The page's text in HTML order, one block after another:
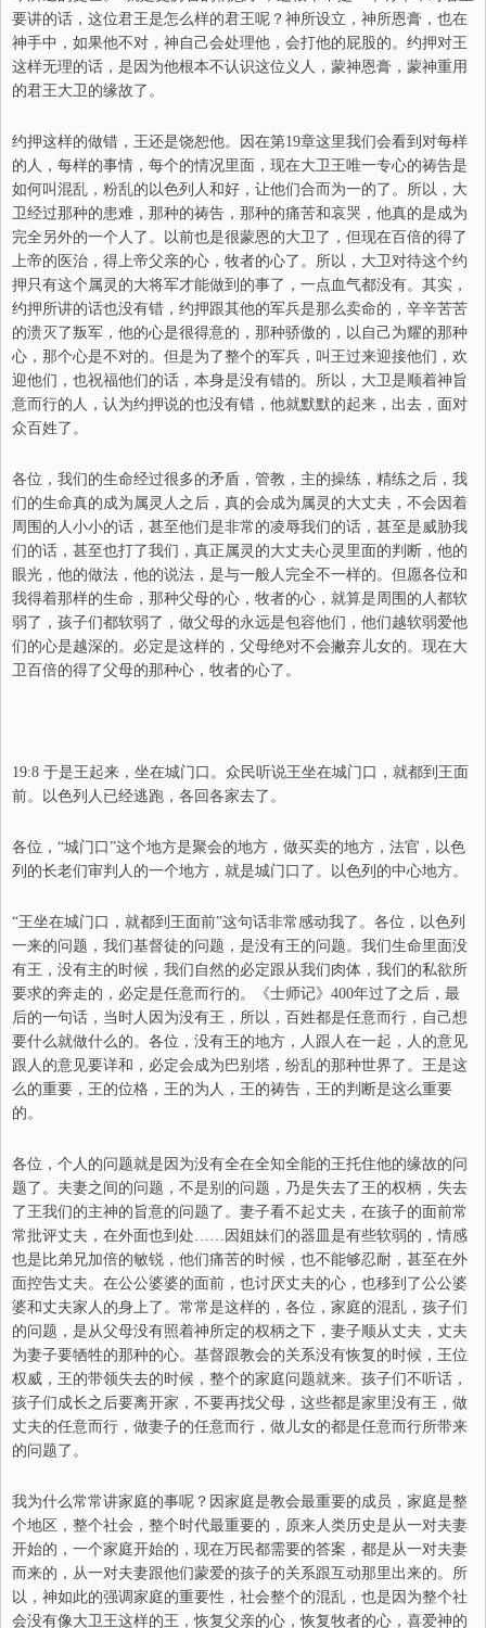
要讲的话，这位君王是怎么样的君王呢？神所设立，神所恩膏，也在
神手中，如果他不对，神自己会处理他，会打他的屁股的。约押对王
这样无理的话，是因为他根本不认识这位义人，蒙神恩膏，蒙神重用
的君王大卫的缘故了。
约押这样的做错，王还是饶恕他。因在第19章这里我们会看到对每样
的人，每样的事情，每个的情况里面，现在大卫王唯一专心的祷告是
如何叫混乱，粉乱的以色列人和好，让他们合而为一的了。所以，大
卫经过那种的患难，那种的祷告，那种的痛苦和哀哭，他真的是成为
完全另外的一个人了。以前也是很蒙恩的大卫了，但现在百倍的得了
上帝的医治，得上帝父亲的心，牧者的心了。所以，大卫对待这个约
押只有这个属灵的大将军才能做到的事了，一点血气都没有。其实，
约押所讲的话也没有错，约押跟其他的军兵是那么卖命的，辛辛苦苦
的溃灭了叛军，他的心是很得意的，那种骄傲的，以自己为耀的那种
心，那个心是不对的。但是为了整个的军兵，叫王过来迎接他们，欢
迎他们，也祝福他们的话，本身是没有错的。所以，大卫是顺着神旨
意而行的人，认为约押说的也没有错，他就默默的起来，出去，面对
众百姓了。
各位，我们的生命经过很多的矛盾，管教，主的操练，精练之后，我
们的生命真的成为属灵人之后，真的会成为属灵的大丈夫，不会因着
周围的人小小的话，甚至他们是非常的凌辱我们的话，甚至是威胁我
们的话，甚至也打了我们，真正属灵的大丈夫心灵里面的判断，他的
眼光，他的做法，他的说法，是与一般人完全不一样的。但愿各位和
我得着那样的生命，那种父母的心，牧者的心，就算是周围的人都软
弱了，孩子们都软弱了，做父母的永远是包容他们，他们越软弱爱他
们的心是越深的。必定是这样的，父母绝对不会撇弃儿女的。现在大
卫百倍的得了父母的那种心，牧者的心了。
19:8 于是王起来，坐在城门口。众民听说王坐在城门口，就都到王面
前。以色列人已经逃跑，各回各家去了。
各位，“城门口 ”这个地方是聚会的地方，做买卖的地方，法官，以色
列的长老们审判人的一个地方，就是城门口了。以色列的中心地方。
“王坐在城门口，就都到王面前”这句话非常感动我了。各位，以色列
一来的问题，我们基督徒的问题，是没有王的问题。我们生命里面没
有王，没有主的时候，我们自然的必定跟从我们肉体，我们的私欲所
要求的奔走的，必定是任意而行的。《士师记》400年过了之后，最
后的一句话，当时人因为没有王，所以，百姓都是任意而行，自己想
要什么就做什么的。各位，没有王的地方，人跟人在一起，人的意见
跟人的意见要详和，必定会成为巴别塔，纷乱的那种世界了。王是这
么的重要，王的位格，王的为人，王的祷告，王的判断是这么重要
的。
各位，个人的问题就是因为没有全在全知全能的王托住他的缘故的问
题了。夫妻之间的问题，不是别的问题，乃是失去了王的权柄，失去
了王我们的主神的旨意的问题了。妻子看不起丈夫，在孩子的面前常
常批评丈夫，在外面也到处……因姐妹们的器皿是有些软弱的，情感
也是比弟兄加倍的敏锐，他们痛苦的时候，也不能够忍耐，甚至在外
面控告丈夫。在公公婆婆的面前，也讨厌丈夫的心，也移到了公公婆
婆和丈夫家人的身上了。常常是这样的，各位，家庭的混乱，孩子们
的问题，是从父母没有照着神所定的权柄之下，妻子顺从丈夫，丈夫
为妻子要牺牲的那种的心。基督跟教会的关系没有恢复的时候，王位
权威，王的带领失去的时候，整个的家庭问题就来。孩子们不听话，
孩子们成长之后要离开家，不要再找父母，这些都是家里没有王，做
丈夫的任意而行，做妻子的任意而行，做儿女的都是任意而行所带来
的问题了。
我为什么常常讲家庭的事呢？因家庭是教会最重要的成员，家庭是整
个地区，整个社会，整个时代最重要的，原来人类历史是从一对夫妻
开始的，一个家庭开始的，现在万民都需要的答案，都是从一对夫妻
而来的，从一对夫妻跟他们蒙爱的孩子的关系跟互动那里出来的。所
以，神如此的强调家庭的重要性，社会整个的混乱，也是因为整个社
会没有像大卫王这样的王，恢复父亲的心，恢复牧者的心，喜爱神的